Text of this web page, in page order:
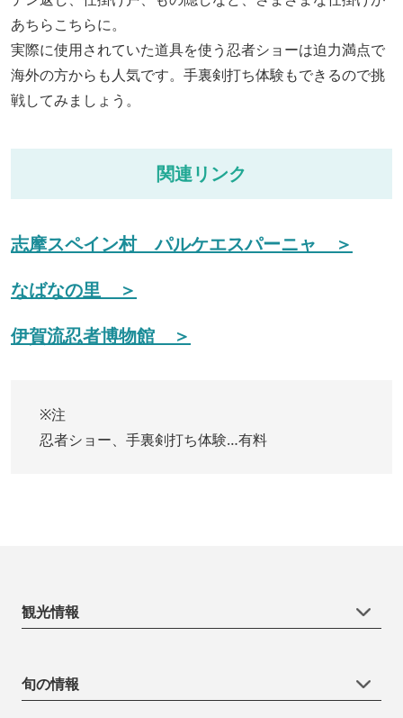
あちらこちらに。
実際に使用されていた道具を使う忍者ショーは迫力満点で
海外の方からも人気です。手裏剣打ち体験もできるので挑
戦してみましょう。
関連リンク
志摩スペイン村 パルケエスパーニャ ＞
なばなの里 ＞
伊賀流忍者博物館 ＞
※注
忍者ショー、手裏剣打ち体験…有料
観光情報
旬の情報